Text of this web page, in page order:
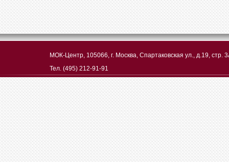
МОК-Центр, 105066, г. Москва, Спартаковская ул., д.19, стр.
Тел. (495) 212-91-91